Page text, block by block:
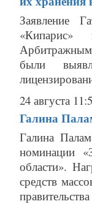
Заявление
«Кипарис»
Арбитражным
были
24 августа
Галина
Галина
номинации
области».
средств